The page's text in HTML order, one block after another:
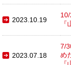
2023.10.19
2023.07.18
7/
め